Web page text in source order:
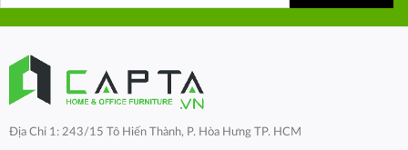
Địa Chỉ 1: 243/15 Tô Hiến Thành, P. Hòa Hưng TP. HCM